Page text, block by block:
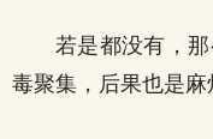
若是都没有，
毒聚集，后果也是麻